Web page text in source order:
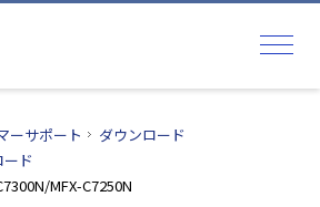
ーサポート
ダウンロード
ド
MFX-C7250N